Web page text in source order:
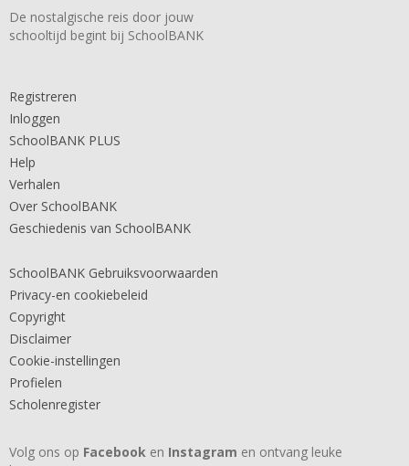
De nostalgische reis door jouw
schooltijd begint bij SchoolBANK
Registreren
Inloggen
SchoolBANK PLUS
Help
Verhalen
Over SchoolBANK
Geschiedenis van SchoolBANK
SchoolBANK Gebruiksvoorwaarden
Privacy-en cookiebeleid
Copyright
Disclaimer
Cookie-instellingen
Profielen
Scholenregister
Volg ons op Facebook en Instagram en ontvang leuke